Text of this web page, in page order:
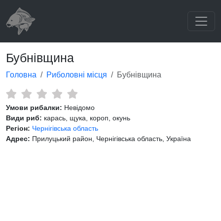
Бубнівщина
Головна Риболовні місця Бубнівщина
Умови рибалки: Невідомо
Види риб: карась, щука, короп, окунь
Регіон: Чернігівська область
Адрес: Прилуцький район, Чернігівська область, Україна